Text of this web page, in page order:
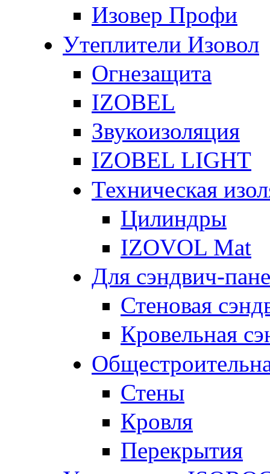
Изовер Профи
Утеплители Изовол
Огнезащита
IZOBEL
Звукоизоляция
IZOBEL LIGHT
Техническая
Цилиндры
IZOVOL Mat
Для сэндвич-
Стеновая
Кровельная
Стены
Кровля
Перекрытия